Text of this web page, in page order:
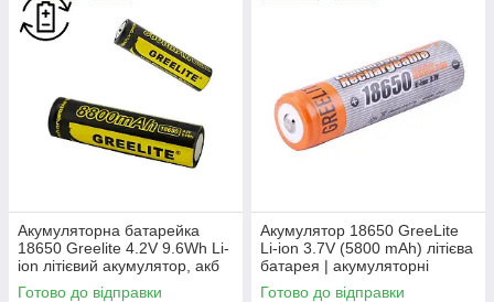
Акумуляторна батарейка
18650 Greelite 4.2V 9.6Wh Li-
ion літієвий акумулятор, акб
18650 | аккум
Готово до відправки
Aкумулятор 18650 GreeLite
Li-ion 3.7V (5800 mAh) літієва
батарея | акумуляторні
батарейки
Готово до відправки